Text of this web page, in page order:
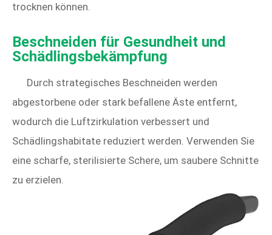
trocknen können.
Beschneiden für Gesundheit und
Schädlingsbekämpfung
Durch strategisches Beschneiden werden
abgestorbene oder stark befallene Äste entfernt,
wodurch die Luftzirkulation verbessert und
Schädlingshabitate reduziert werden. Verwenden Sie
eine scharfe, sterilisierte Schere, um saubere Schnitte
zu erzielen.